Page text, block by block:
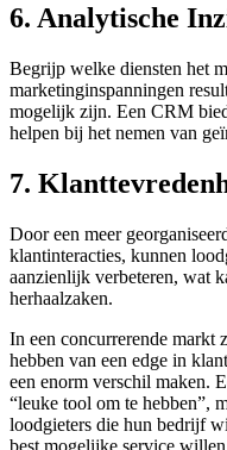
6. Analytische
Begrijp welke diensten het
marketinginspanningen
mogelijk zijn. Een CRM
helpen bij het nemen van
7.
Door een meer
klantinteracties, kunnen
aanzienlijk verbeteren, wat
herhaalzaken.
In een concurrerende markt
hebben van een edge in
een enorm verschil maken.
“leuke tool om te hebben”,
loodgieters die hun bedrijf
best mogelijke service